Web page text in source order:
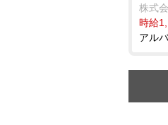
株式
時給
アル